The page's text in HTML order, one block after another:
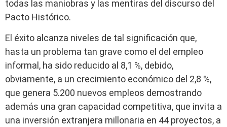
todas las maniobras y las mentiras del discurso del
Pacto Histórico.
El éxito alcanza niveles de tal significación que,
hasta un problema tan grave como el del empleo
informal, ha sido reducido al 8,1 %, debido,
obviamente, a un crecimiento económico del 2,8 %,
que genera 5.200 nuevos empleos demostrando
además una gran capacidad competitiva, que invita a
una inversión extranjera millonaria en 44 proyectos, a